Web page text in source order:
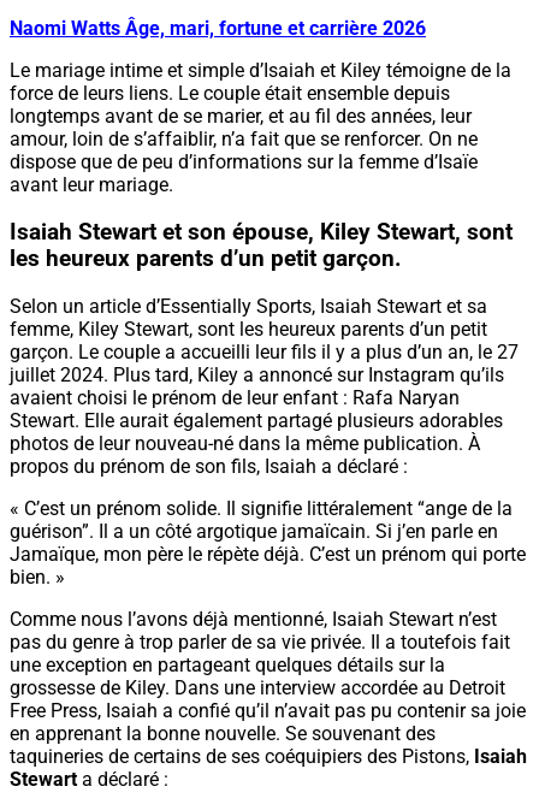
Naomi Watts Âge, mari, fortune et carrière 2026
Le mariage intime et simple d’Isaiah et Kiley témoigne de la
force de leurs liens. Le couple était ensemble depuis
longtemps avant de se marier, et au fil des années, leur
amour, loin de s’affaiblir, n’a fait que se renforcer. On ne
dispose que de peu d’informations sur la femme d’Isaïe
avant leur mariage.
Isaiah Stewart et son épouse, Kiley Stewart, sont
les heureux parents d’un petit garçon.
Selon un article d’Essentially Sports, Isaiah Stewart et sa
femme, Kiley Stewart, sont les heureux parents d’un petit
garçon. Le couple a accueilli leur fils il y a plus d’un an, le 27
juillet 2024. Plus tard, Kiley a annoncé sur Instagram qu’ils
avaient choisi le prénom de leur enfant : Rafa Naryan
Stewart. Elle aurait également partagé plusieurs adorables
photos de leur nouveau-né dans la même publication. À
propos du prénom de son fils, Isaiah a déclaré :
« C’est un prénom solide. Il signifie littéralement “ange de la
guérison”. Il a un côté argotique jamaïcain. Si j’en parle en
Jamaïque, mon père le répète déjà. C’est un prénom qui porte
bien. »
Comme nous l’avons déjà mentionné, Isaiah Stewart n’est
pas du genre à trop parler de sa vie privée. Il a toutefois fait
une exception en partageant quelques détails sur la
grossesse de Kiley. Dans une interview accordée au Detroit
Free Press, Isaiah a confié qu’il n’avait pas pu contenir sa joie
en apprenant la bonne nouvelle. Se souvenant des
taquineries de certains de ses coéquipiers des Pistons, Isaiah
Stewart a déclaré :